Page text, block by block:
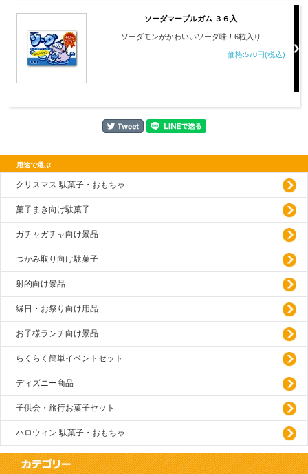
ソーダマーブルガム ３６入
ソーダモンがかわいいソーダ味！6粒入り
価格:570円(税込)
用途で選ぶ
クリスマス 駄菓子・おもちゃ
菓子まき向け駄菓子
ガチャガチャ向け景品
つかみ取り向け駄菓子
射的向け景品
縁日・お祭り向け用品
お子様ランチ向け景品
らくらく簡単イベントセット
ディズニー商品
子供会・旅行お菓子セット
ハロウィン 駄菓子・おもちゃ